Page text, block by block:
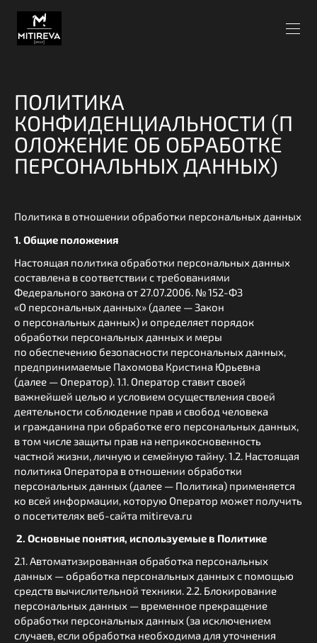
ПОЛИТИКА
КОНФИДЕНЦИАЛЬНОСТИ (П
ОЛОЖЕНИЕ ОБ ОБРАБОТКЕ
ПЕРСОНАЛЬНЫХ ДАННЫХ)
Политика в отношении обработки персональных данных
1. Общие положения
Настоящая политика обработки персональных данных
составлена в соответствии с требованиями
Федерального закона от 27.07.2006. № 152-ФЗ
«О персональных данных» (далее — Закон
о персональных данных) и определяет порядок
обработки персональных данных и меры
по обеспечению безопасности персональных данных,
предпринимаемые Пахомова Кристина Юрьевна
(далее — Оператор). 1.1. Оператор ставит своей
важнейшей целью и условием осуществления своей
деятельности соблюдение прав и свобод человека
и гражданина при обработке его персональных данных,
в том числе защиты прав на неприкосновенность
частной жизни, личную и семейную тайну. 1.2. Настоящая
политика Оператора в отношении обработки
персональных данных (далее — Политика) применяется
ко всей информации, которую Оператор может получить
о посетителях веб-сайта mitireva.ru
2. Основные понятия, используемые в Политике
2.1. Автоматизированная обработка персональных
данных — обработка персональных данных с помощью
средств вычислительной техники. 2.2. Блокирование
персональных данных — временное прекращение
обработки персональных данных (за исключением
случаев, если обработка необходима для уточнения